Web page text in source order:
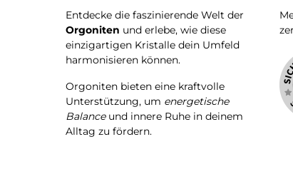
Entdecke die faszinierende Welt der
Orgoniten und erlebe, wie diese
einzigartigen Kristalle dein Umfeld
harmonisieren können.
Orgoniten bieten eine kraftvolle
Unterstützung, um energetische
Balanceund innere Ruhe in deinem
Alltag zu fördern.